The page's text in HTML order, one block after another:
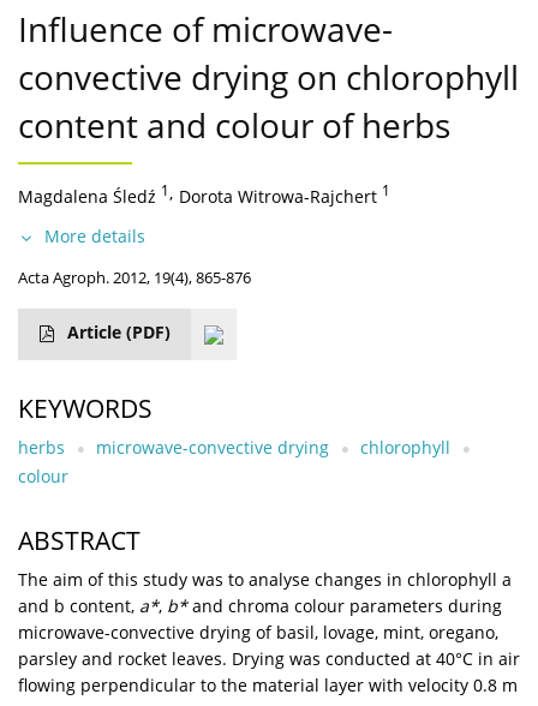
Influence of microwave-
convective drying on chlorophyll
content and colour of herbs
Magdalena Śledź 1, Dorota Witrowa-Rajchert 1
More details
Acta Agroph. 2012, 19(4), 865-876
Article (PDF)
KEYWORDS
herbs microwave-convective drying
chlorophyll
colour
ABSTRACT
The aim of this study was to analyse changes in chlorophyll a
and b content, a*, b*and chroma colour parameters during
microwave-convective drying of basil, lovage, mint, oregano,
parsley and rocket leaves. Drying was conducted at 40°C in air
flowing perpendicular to the material layer with velocity 0.8 m